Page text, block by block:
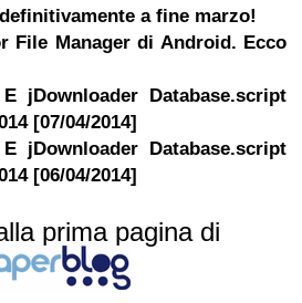
a fine marzo!
File Manager di Android. Ecco
jDownloader Database.script
[07/04/2014]
jDownloader Database.script
[06/04/2014]
prima pagina di